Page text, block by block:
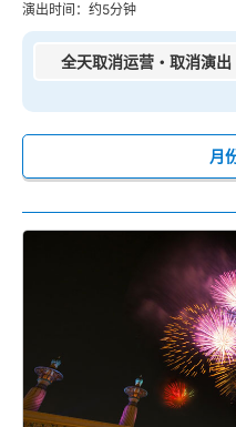
演出时间：约5分钟
全天取消运营・取消演出
月